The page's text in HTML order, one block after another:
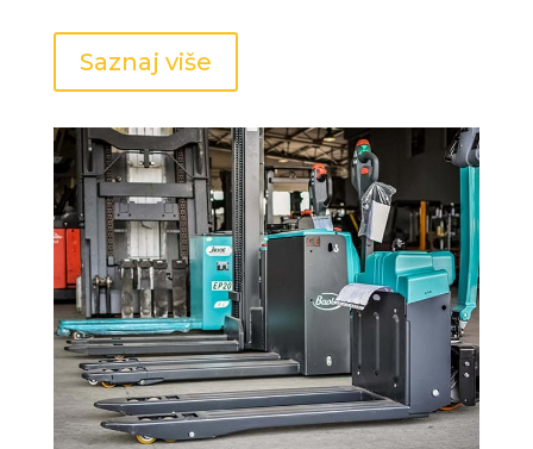
Saznaj više